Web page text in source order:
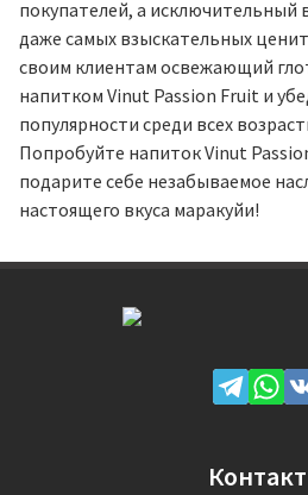
покупателей, а исключительный
даже самых взыскательных
своим клиентам освежающий
напитком Vinut Passion Fruit и
популярности среди всех
Попробуйте напиток Vinut
подарите себе незабываемое
настоящего вкуса маракуйи!